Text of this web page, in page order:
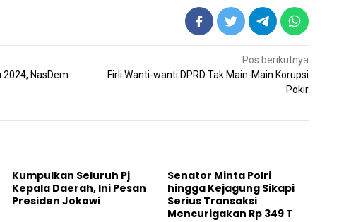
NasDem
Pos berikutnya
Firli Wanti-wanti DPRD Tak Main-Main Korupsi
Pokir
Kumpulkan Seluruh Pj
Kepala Daerah, Ini Pesan
Presiden Jokowi
Senator Minta Polri
hingga Kejagung Sikapi
Serius Transaksi
Mencurigakan Rp 349 T